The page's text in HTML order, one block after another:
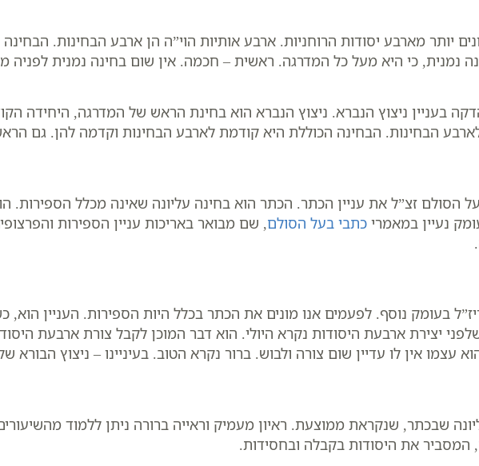
יותר מארבע יסודות הרוחניות. ארבע אותיות הוי”ה הן ארבע הבחינות.
נמנית, כי היא מעל כל המדרגה. ראשית – חכמה. אין שום בחינה נמנית לפניה
בעניין ניצוץ הנברא. ניצוץ הנברא הוא בחינת הראש של המדרגה, היחידה
הבחינות. הבחינה הכוללת היא קודמת לארבע הבחינות וקדמה להן. גם
הסולם זצ”ל את עניין הכתר. הכתר הוא בחינה עליונה שאינה מכלל הספירות.
נעיין במאמרי כתבי בעל הסולם, שם מבואר באריכות עניין הספירות
בעומק נוסף. לפעמים אנו מונים את הכתר בכלל היות הספירות. העניין
יצירת ארבעת היסודות נקרא היולי. הוא דבר המוכן לקבל צורת ארבעת
אין לו עדיין שום צורה ולבוש. ברור נקרא הטוב. בעיניינו – ניצוץ הבורא
שבכתר, שנקראת ממוצעת. ראיון מעמיק וראייה ברורה ניתן ללמוד
, המסביר את היסודות בקבלה ובחסידות.